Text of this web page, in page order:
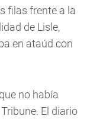
filas frente a la
de Lisle,
en ataúd con
no había
El diario